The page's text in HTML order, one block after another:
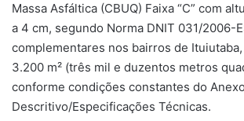
Massa Asfáltica (CBUQ) Faixa “C” com
a 4 cm, segundo Norma DNIT 031/2006-
complementares nos bairros de
3.200 m² (três mil e duzentos metros
conforme condições constantes do
Descritivo/Especificações Técnicas.